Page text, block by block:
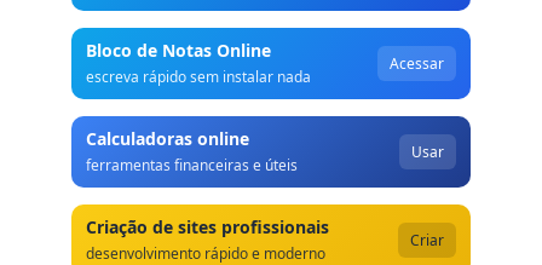
Bloco de Notas Online
escreva rápido sem instalar nada
Acessar
Calculadoras online
ferramentas financeiras e úteis
Usar
Criação de sites profissionais
desenvolvimento rápido e moderno
Criar